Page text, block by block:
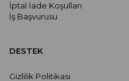
İptal İade Koşulları
İş Başvurusu
DESTEK
Gizlilik Politikası